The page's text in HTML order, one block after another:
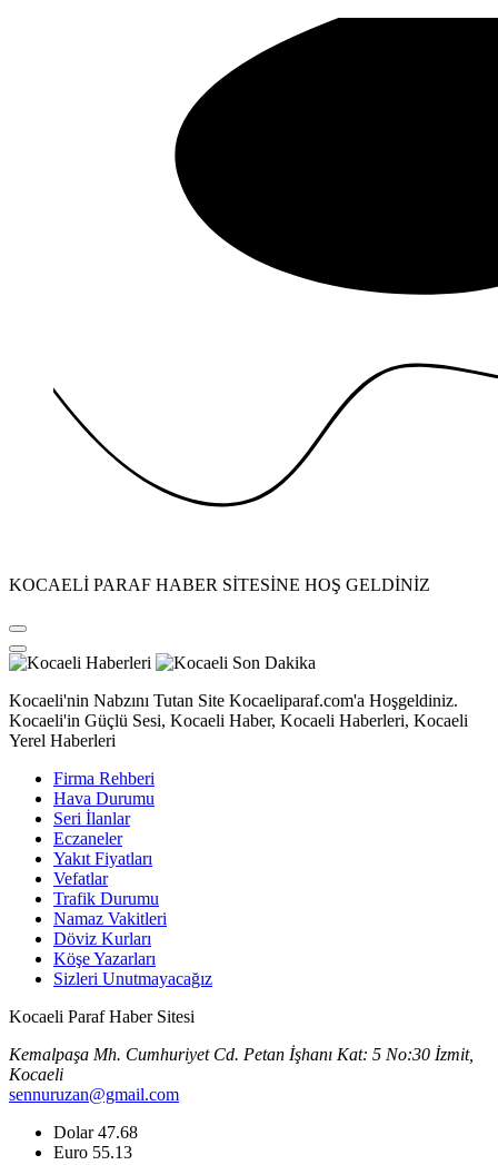
KOCAELİ PARAF HABER SİTESİNE HOŞ GELDİNİZ
Kocaeli'nin Nabzını Tutan Site Kocaeliparaf.com'a Hoşgeldiniz.
Kocaeli'in Güçlü Sesi, Kocaeli Haber, Kocaeli Haberleri, Kocaeli
Yerel Haberleri
Firma Rehberi
Hava Durumu
Seri İlanlar
Eczaneler
Yakıt Fiyatları
Vefatlar
Trafik Durumu
Namaz Vakitleri
Döviz Kurları
Köşe Yazarları
Sizleri Unutmayacağız
Kocaeli Paraf Haber Sitesi
Kemalpaşa Mh. Cumhuriyet Cd. Petan İşhanı Kat: 5 No:30 İzmit,
Kocaeli
sennuruzan@gmail.com
Dolar47.68
Euro 55.13